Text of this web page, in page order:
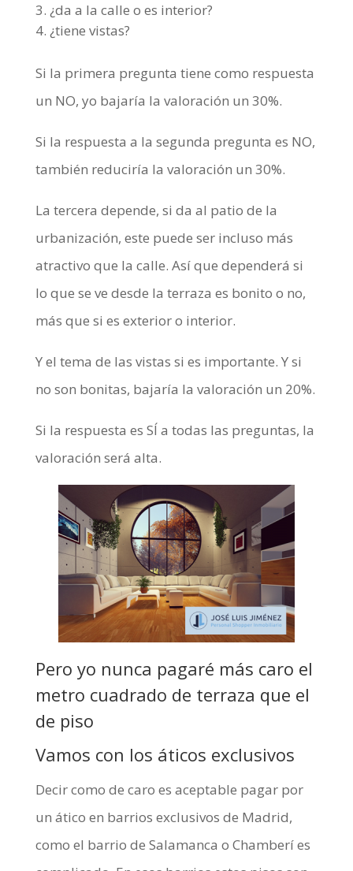
¿da a la calle o es interior?
¿tiene vistas?
Si la primera pregunta tiene como respuesta
un NO, yo bajaría la valoración un 30%.
Si la respuesta a la segunda pregunta es NO,
también reduciría la valoración un 30%.
La tercera depende, si da al patio de la
urbanización, este puede ser incluso más
atractivo que la calle. Así que dependerá si
lo que se ve desde la terraza es bonito o no,
más que si es exterior o interior.
Y el tema de las vistas si es importante. Y si
no son bonitas, bajaría la valoración un 20%.
Si la respuesta es SÍ a todas las preguntas, la
valoración será alta.
Pero yo nunca pagaré más caro el
metro cuadrado de terraza que el
de piso
Vamos con los áticos exclusivos
Decir como de caro es aceptable pagar por
un ático en barrios exclusivos de Madrid,
como el barrio de Salamanca o Chamberí es